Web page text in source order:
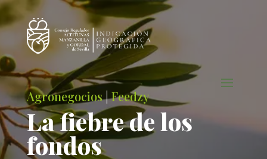
Agronegocios|Feedzy
La fiebre de los
fondos